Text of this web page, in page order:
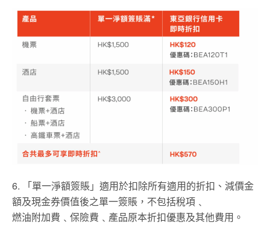
6. 「單一淨額簽賬」適用於扣除所有適用的折扣、減價金
額及現金券價值後之單一簽賬，不包括稅項﹑
燃油附加費﹑保險費﹑產品原本折扣優惠及其他費用。